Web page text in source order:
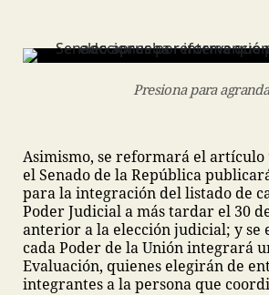
Presiona para
Asimismo, se reformará el
el Senado de la República
para la integración del listado de
Poder Judicial a más tardar el 30
anterior a la elección judicial; y se
cada Poder de la Unión integrará
Evaluación, quienes elegirán de
integrantes a la persona que